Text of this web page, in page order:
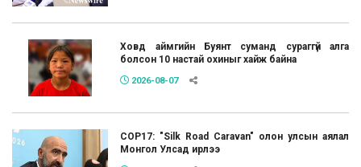
Ховд аймгийн Буянт суманд сураггүй алга
болсон 10 настай охиныг хайж байна
2026-08-07
COP17: "Silk Road Caravan" олон улсын аялал
Монгол Улсад ирлээ